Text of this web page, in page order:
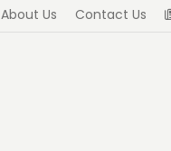
About Us Contact Us